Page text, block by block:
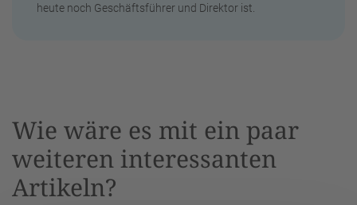
heute noch Geschäftsführer und Direktor ist.
Wie wäre es mit ein paar
weiteren interessanten
Artikeln?